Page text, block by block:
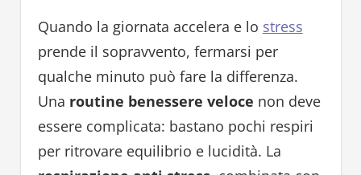
Quando la giornata accelera e lo stress
prende il sopravvento, fermarsi per
qualche minuto può fare la differenza.
Una routine benessere veloce non deve
essere complicata: bastano pochi respiri
per ritrovare equilibrio e lucidità. La